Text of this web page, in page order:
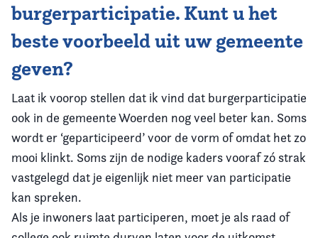
burgerparticipatie. Kunt u het
beste voorbeeld uit uw gemeente
geven?
Laat ik voorop stellen dat ik vind dat burgerparticipatie
ook in de gemeente Woerden nog veel beter kan. Soms
wordt er ‘geparticipeerd’ voor de vorm of omdat het zo
mooi klinkt. Soms zijn de nodige kaders vooraf zó strak
vastgelegd dat je eigenlijk niet meer van participatie
kan spreken.
Als je inwoners laat participeren, moet je als raad of